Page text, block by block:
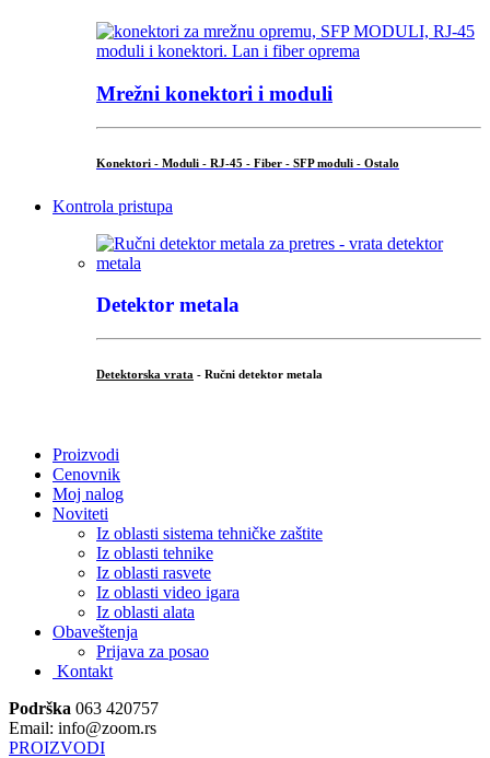
Mrežni konektori i moduli
Konektori - Moduli - RJ-45 - Fiber - SFP moduli - Ostalo
Kontrola pristupa
Detektor metala
Detektorska vrata - Ručni detektor metala
Proizvodi
Cenovnik
Moj nalog
Noviteti
Iz oblasti sistema tehničke zaštite
Iz oblasti tehnike
Iz oblasti rasvete
Iz oblasti video igara
Iz oblasti alata
Obaveštenja
Prijava za posao
Kontakt
Podrška 063 420757
Email: info@zoom.rs
PROIZVODI